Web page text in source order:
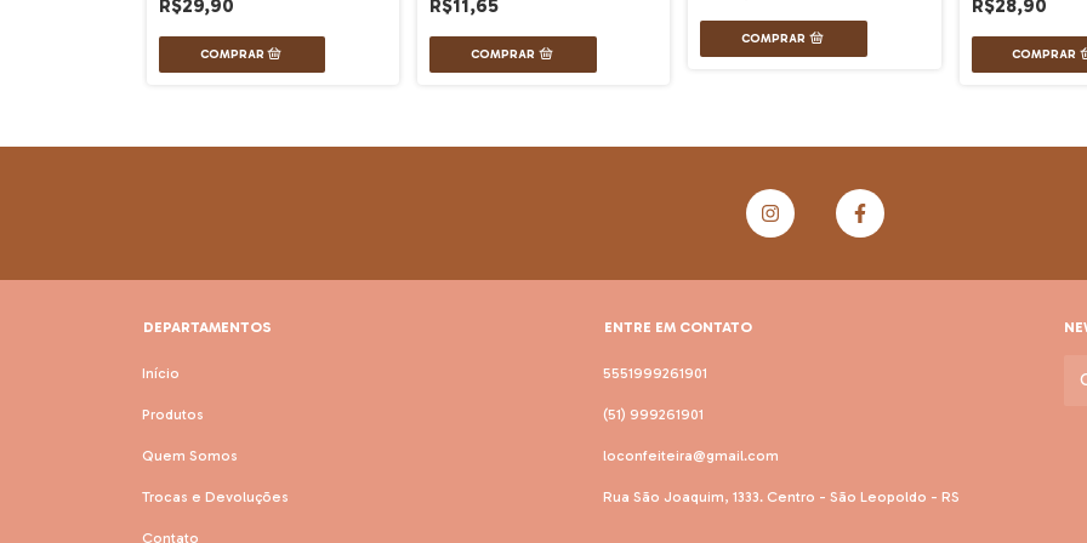
R$29,90 R$11,65 R$28,90
DEPARTAMENTOS
Início
Produtos
Quem Somos
Trocas e Devoluções
Contato
ENTRE EM CONTATO
5551999261901
(51) 999261901
loconfeiteira@gmail.com
Rua São Joaquim, 1333. Centro - São Leopoldo - RS